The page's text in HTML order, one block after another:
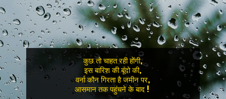
कुछ तो चाहत रही होंगी,
इस बारिश की बूंदो की,
वर्ना कौन गिरता है जमीन पर,
आसमान तक पहुंचने के बाद !